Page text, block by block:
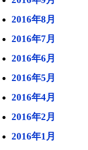
2016年8月
2016年7月
2016年6月
2016年5月
2016年4月
2016年2月
2016年1月